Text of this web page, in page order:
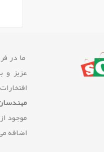
ما در
عزیز و
موجود
اضافه